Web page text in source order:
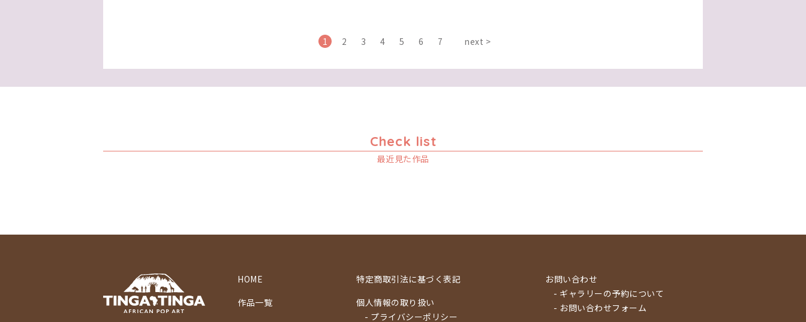
1 2 3 4 5 6 7 next >
Check list
最近見た作品
HOME
作品一覧
特定商取引法に基づく表記
個人情報の取り扱い
- プライバシーポリシー
お問い合わせ
- ギャラリーの予約について
- お問い合わせフォーム